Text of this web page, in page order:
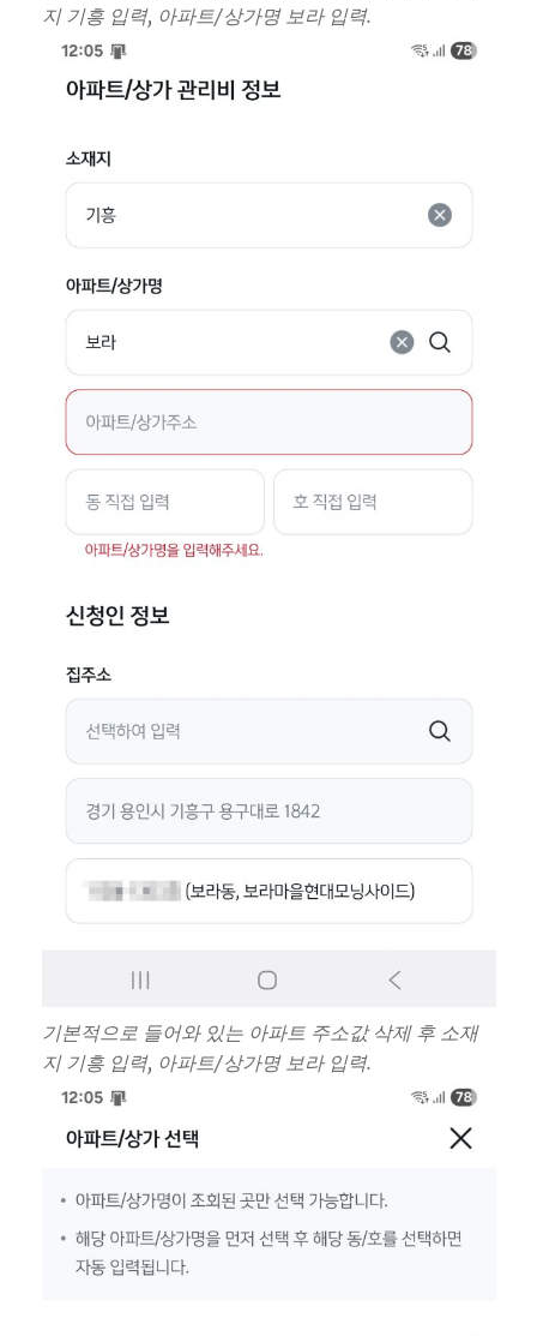
지 기흥 입력, 아파트/상가명 보라 입력.
기본적으로 들어와 있는 아파트 주소값 삭제 후 소재
지 기흥 입력, 아파트/상가명 보라 입력.